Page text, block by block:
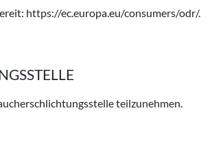
https://ec.europa.eu/consumers/odr/.
teilzunehmen.